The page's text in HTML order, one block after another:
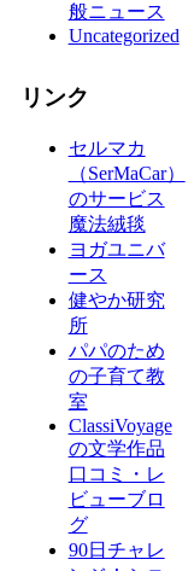
般ニュース
Uncategorized
リンク
セルマカ
（SerMaCar）
のサービス
魔法絨毯
ヨガユニバ
ース
健やか研究
所
パパのため
の子育て教
室
ClassiVoyage
の文学作品
口コミ・レ
ビューブロ
グ
90日チャレ